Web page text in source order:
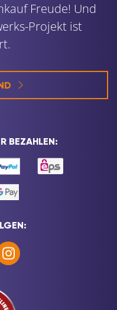
Freude! Und
Projekt ist
BEZAHLEN: